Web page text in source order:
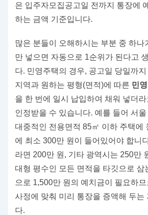
은 입주자모집공고일 전까지 통장에
하는 금액 기준입니다.
많은 분들이 오해하시는 부분 중 하나
만 넣으면 자동으로 1순위가 된다고
다. 민영주택의 경우, 공고일 당일까
지역과 원하는 평형(면적)에 따른 민
을 한 번에 일시 납입하여 채워 넣더
인정받을 수 있습니다. 예를 들어 서
대중적인 전용면적 85㎡ 이하 주택에
에 최소 300만 원이 들어있어야 합니
라면 200만 원, 기타 광역시는 250만
대형 평수인 모든 면적을 타깃으로 삼
으로 1,500만 원의 예치금이 필요하
사정에 맞춰 미리 통장을 증액해 두는
다.